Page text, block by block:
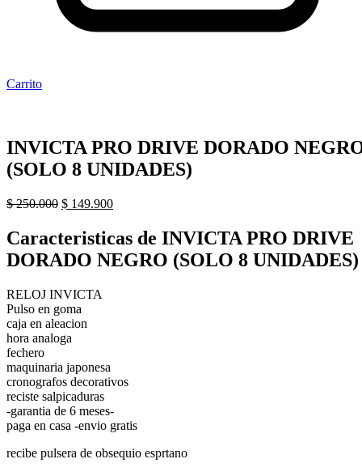
Carrito
INVICTA PRO DRIVE DORADO
(SOLO 8 UNIDADES)
$250.000 El
original
era:
$ 250.000.
$ 149.900El
es:
$ 149.900.
Caracteristicas de INVICTA PRO DRIVE
DORADO NEGRO (SOLO 8 UNIDADES)
RELOJ INVICTA
Pulso en goma
caja en aleacion
hora analoga
fechero
maquinaria japonesa
cronografos decorativos
reciste salpicaduras
-garantia de 6 meses-
paga en casa -envio gratis
recibe pulsera de obsequio esprtano